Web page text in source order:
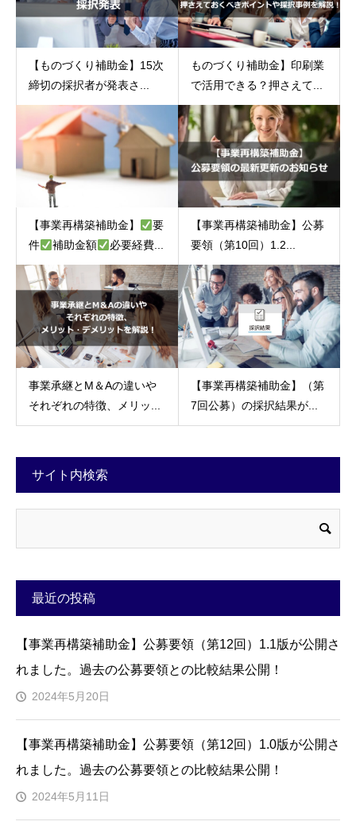
【ものづくり補助金】15次
締切の採択者が発表さ...
ものづくり補助金】印刷業
で活用できる？押さえて...
【事業再構築補助金】
要
件
補助金額 必要経費...
【事業再構築補助金】公募
要領（第10回）1.2...
事業承継とM＆Aの違いや
それぞれの特徴、メリッ...
【事業再構築補助金】（第
7回公募）の採択結果が...
サイト内検索
最近の投稿
【事業再構築補助金】公募要領（第12回）1.1版が公開さ
れました。過去の公募要領との比較結果公開！
2024年5月20日
【事業再構築補助金】公募要領（第12回）1.0版が公開さ
れました。過去の公募要領との比較結果公開！
2024年5月11日